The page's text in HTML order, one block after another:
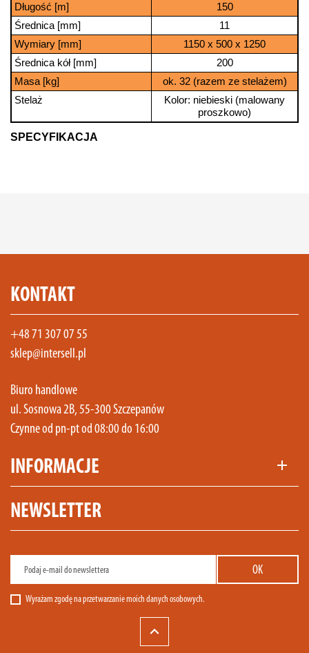
SPECYFIKACJA
Długość [m]
150
Średnica [mm]
11
Wymiary [mm]
1150 x 500 x 1250
Średnica kół [mm]
200
Masa [kg]
ok. 32 (razem ze stelażem)
Stelaż
Kolor: niebieski (malowany
proszkowo)
KONTAKT
+48 71 307 07 55
sklep@intersell.pl
Biuro handlowe
ul. Sosnowa 2B, 55-300 Szczepanów
Czynne od pn-pt od 08:00 do 16:00
INFORMACJE add
NEWSLETTER
Wyrażam zgodę na przetwarzanie moich danych osobowych.
keyboard_arrow_up